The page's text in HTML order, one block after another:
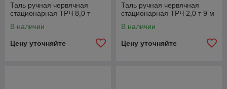
Таль ручная червячная
стационарная ТРЧ 8,0 т
В наличии
Цену уточняйте
Таль ручная червячная
стационарная ТРЧ 2,0 т 9 м
В наличии
Цену уточняйте